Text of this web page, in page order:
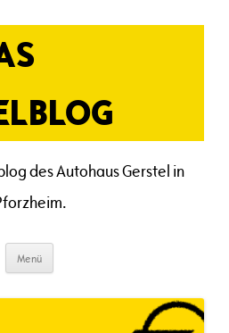
des Autohaus Gerstel in
Menü